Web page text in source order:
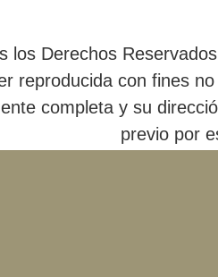
los Derechos
reproducida con fines
completa y su
previo por